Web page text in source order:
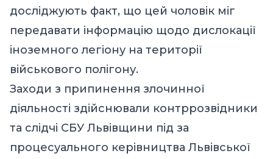
досліджують факт, що цей чоловік міг
передавати інформацію щодо дислокації
іноземного легіону на території
військового полігону.
Заходи з припинення злочинної
діяльності здійснювали контррозвідники
та слідчі СБУ Львівщини під за
процесуального керівництва Львівської